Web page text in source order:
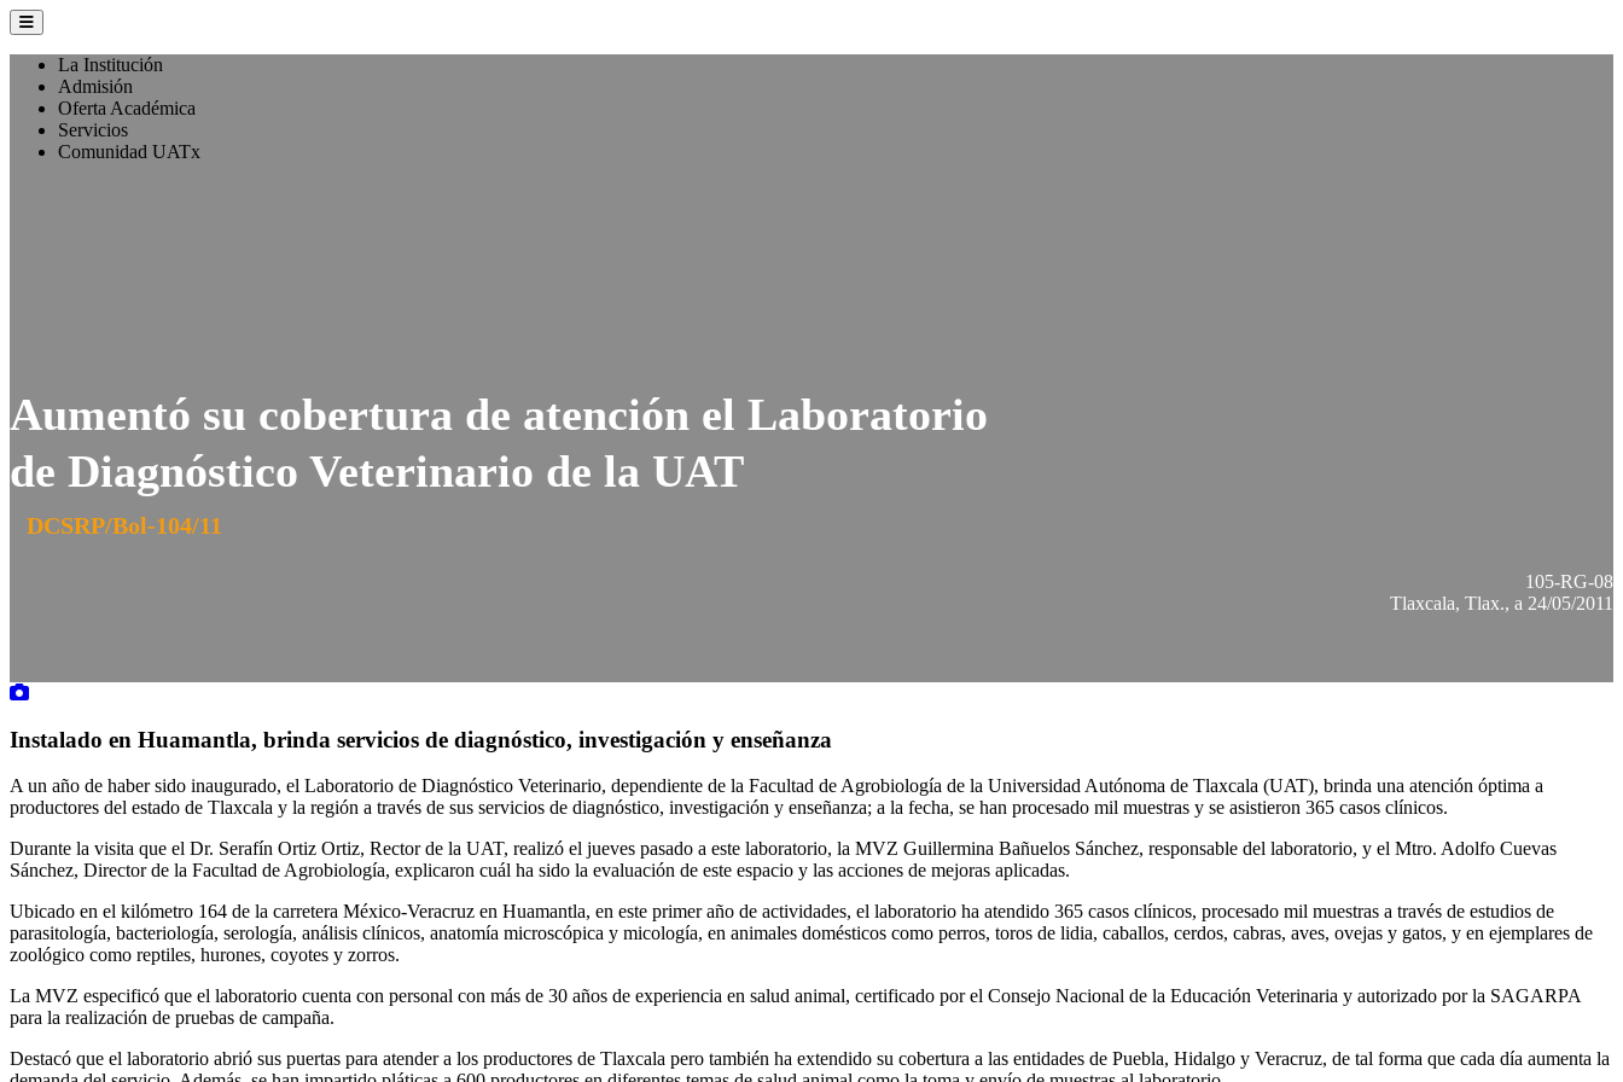
La Institución
Admisión
Oferta Académica
Servicios
Comunidad UATx
Aumentó su cobertura de atención el Laboratorio
de Diagnóstico Veterinario de la UAT
DCSRP/Bol-104/11
105-RG-08
Tlaxcala, Tlax., a 24/05/2011
Instalado en Huamantla, brinda servicios de diagnóstico, investigación y enseñanza
A un año de haber sido inaugurado, el Laboratorio de Diagnóstico Veterinario, dependiente de la Facultad de Agrobiología de la Universidad Autónoma de Tlaxcala (UAT), brinda una atención óptima a
productores del estado de Tlaxcala y la región a través de sus servicios de diagnóstico, investigación y enseñanza; a la fecha, se han procesado mil muestras y se asistieron 365 casos clínicos.
Durante la visita que el Dr. Serafín Ortiz Ortiz, Rector de la UAT, realizó el jueves pasado a este laboratorio, la MVZ Guillermina Bañuelos Sánchez, responsable del laboratorio, y el Mtro. Adolfo Cuevas
Sánchez, Director de la Facultad de Agrobiología, explicaron cuál ha sido la evaluación de este espacio y las acciones de mejoras aplicadas.
Ubicado en el kilómetro 164 de la carretera México-Veracruz en Huamantla, en este primer año de actividades, el laboratorio ha atendido 365 casos clínicos, procesado mil muestras a través de estudios de
parasitología, bacteriología, serología, análisis clínicos, anatomía microscópica y micología, en animales domésticos como perros, toros de lidia, caballos, cerdos, cabras, aves, ovejas y gatos, y en ejemplares de
zoológico como reptiles, hurones, coyotes y zorros.
La MVZ especificó que el laboratorio cuenta con personal con más de 30 años de experiencia en salud animal, certificado por el Consejo Nacional de la Educación Veterinaria y autorizado por la SAGARPA
para la realización de pruebas de campaña.
Destacó que el laboratorio abrió sus puertas para atender a los productores de Tlaxcala pero también ha extendido su cobertura a las entidades de Puebla, Hidalgo y Veracruz, de tal forma que cada día aumenta la